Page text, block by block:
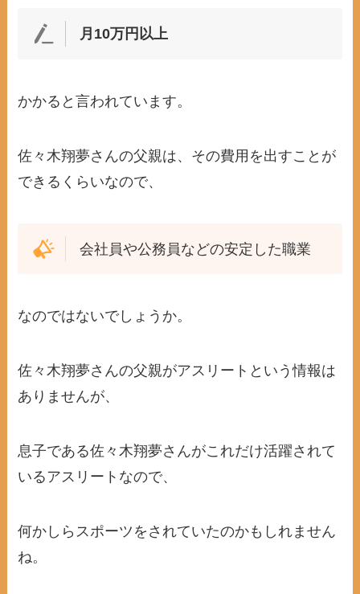
月10万円以上
かかると言われています。
佐々木翔夢さんの父親は、その費用を出すことが
できるくらいなので、
会社員や公務員などの安定した職業
なのではないでしょうか。
佐々木翔夢さんの父親がアスリートという情報は
ありませんが、
息子である佐々木翔夢さんがこれだけ活躍されて
いるアスリートなので、
何かしらスポーツをされていたのかもしれません
ね。